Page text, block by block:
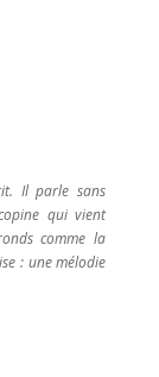
Il parle sans
qui vient
comme la
: une mélodie